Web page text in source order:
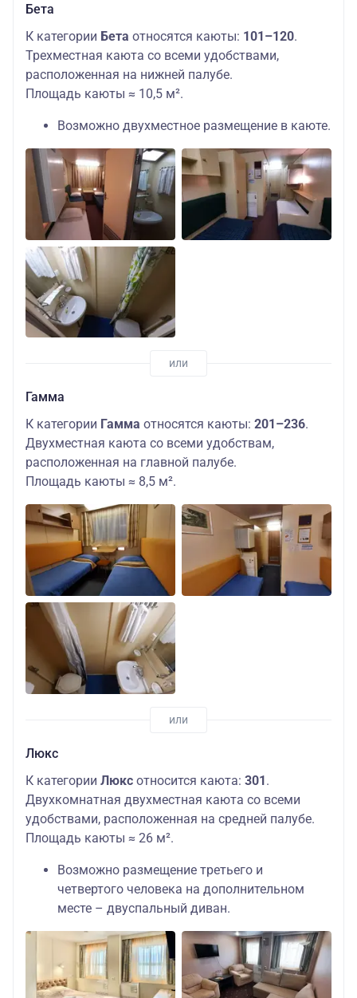
Бета
К категории Бета относятся каюты: 101–120.
Трехместная каюта со всеми удобствами,
расположенная на нижней палубе.
Площадь каюты ≈ 10,5 м².
Возможно двухместное размещение в каюте.
Гамма
К категории Гамма относятся каюты: 201–236.
Двухместная каюта со всеми удобствам,
расположенная на главной палубе.
Площадь каюты ≈ 8,5 м².
Люкс
К категории Люкс относится каюта: 301.
Двухкомнатная двухместная каюта со всеми
удобствами, расположенная на средней палубе.
Площадь каюты ≈ 26 м².
Возможно размещение третьего и
четвертого человека на дополнительном
месте – двуспальный диван.